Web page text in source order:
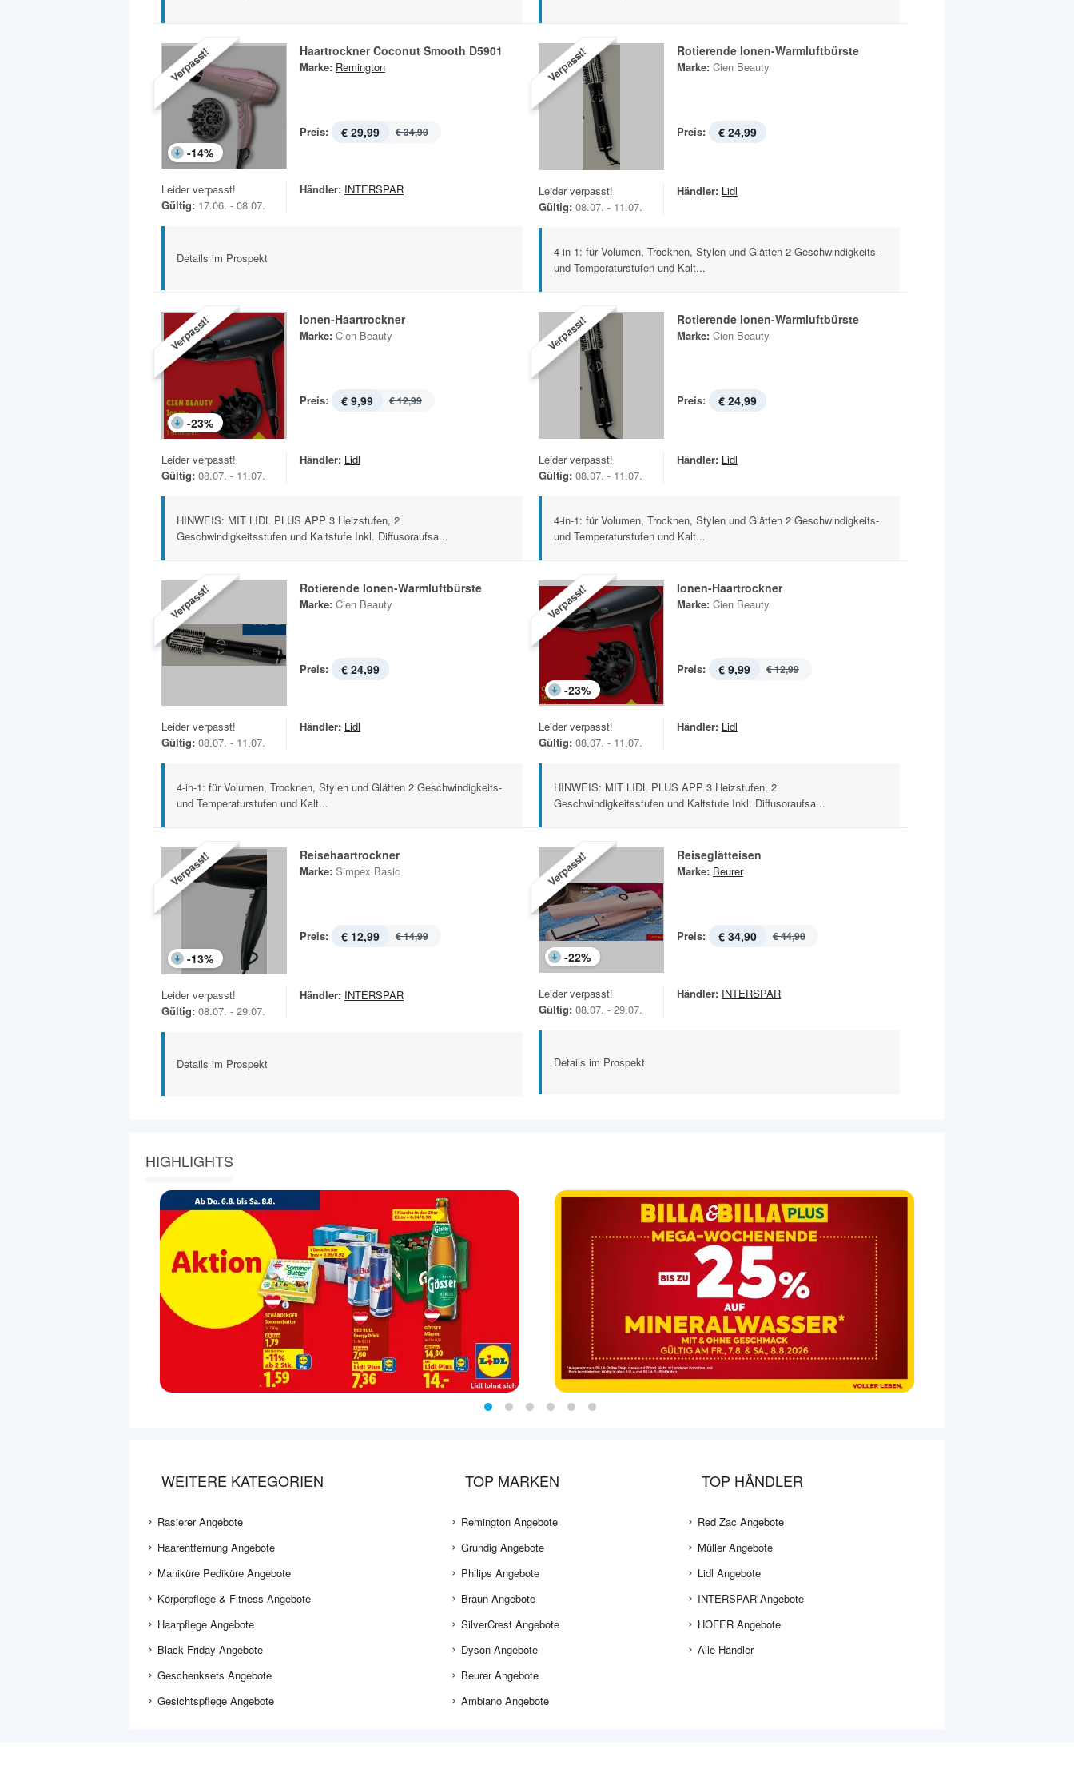
Verpasst!
-14%
Haartrockner Coconut Smooth D5901
Marke: Remington
Preis: € 29,99 € 34,90
Leider verpasst!
Gültig: 17.06. - 08.07.
Händler: INTERSPAR
Details im Prospekt
Verpasst! Rotierende Ionen-Warmluftbürste
Marke: Cien Beauty
Preis: € 24,99
Leider verpasst!
Gültig: 08.07. - 11.07.
Händler: Lidl
4-in-1: für Volumen, Trocknen, Stylen und Glätten 2 Geschwindigkeits-
und Temperaturstufen und Kalt...
Verpasst!
-23%
Ionen-Haartrockner
Marke: Cien Beauty
Preis: € 9,99 € 12,99
Leider verpasst!
Gültig: 08.07. - 11.07.
Händler: Lidl
HINWEIS: MIT LIDL PLUS APP 3 Heizstufen, 2
Geschwindigkeitsstufen und Kaltstufe Inkl. Diffusoraufsa...
Verpasst! Rotierende Ionen-Warmluftbürste
Marke: Cien Beauty
Preis: € 24,99
Leider verpasst!
Gültig: 08.07. - 11.07.
Händler: Lidl
4-in-1: für Volumen, Trocknen, Stylen und Glätten 2 Geschwindigkeits-
und Temperaturstufen und Kalt...
Verpasst! Rotierende Ionen-Warmluftbürste
Marke: Cien Beauty
Preis: € 24,99
Leider verpasst!
Gültig: 08.07. - 11.07.
Händler: Lidl
4-in-1: für Volumen, Trocknen, Stylen und Glätten 2 Geschwindigkeits-
und Temperaturstufen und Kalt...
Verpasst!
-23%
Ionen-Haartrockner
Marke: Cien Beauty
Preis: € 9,99 € 12,99
Leider verpasst!
Gültig: 08.07. - 11.07.
Händler: Lidl
HINWEIS: MIT LIDL PLUS APP 3 Heizstufen, 2
Geschwindigkeitsstufen und Kaltstufe Inkl. Diffusoraufsa...
Verpasst!
-13%
Reisehaartrockner
Marke: Simpex Basic
Preis: € 12,99 € 14,99
Leider verpasst!
Gültig: 08.07. - 29.07.
Händler: INTERSPAR
Details im Prospekt
Verpasst!
-22%
Reiseglätteisen
Marke: Beurer
Preis: € 34,90 € 44,90
Leider verpasst!
Gültig: 08.07. - 29.07.
Händler: INTERSPAR
Details im Prospekt
HIGHLIGHTS
WEITERE KATEGORIEN
Rasierer Angebote
Haarentfernung Angebote
Maniküre Pediküre Angebote
Körperpflege & Fitness Angebote
Haarpflege Angebote
Black Friday Angebote
Geschenksets Angebote
Gesichtspflege Angebote
TOP MARKEN
Remington Angebote
Grundig Angebote
Philips Angebote
Braun Angebote
SilverCrest Angebote
Dyson Angebote
Beurer Angebote
Ambiano Angebote
TOP HÄNDLER
Red Zac Angebote
Müller Angebote
Lidl Angebote
INTERSPAR Angebote
HOFER Angebote
Alle Händler